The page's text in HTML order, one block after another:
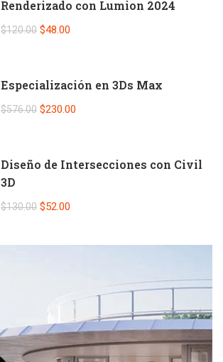
Renderizado con Lumion 2024
$120.00 $48.00
Especialización en 3Ds Max
$576.00 $230.00
Diseño de Intersecciones con Civil
3D
$130.00 $52.00